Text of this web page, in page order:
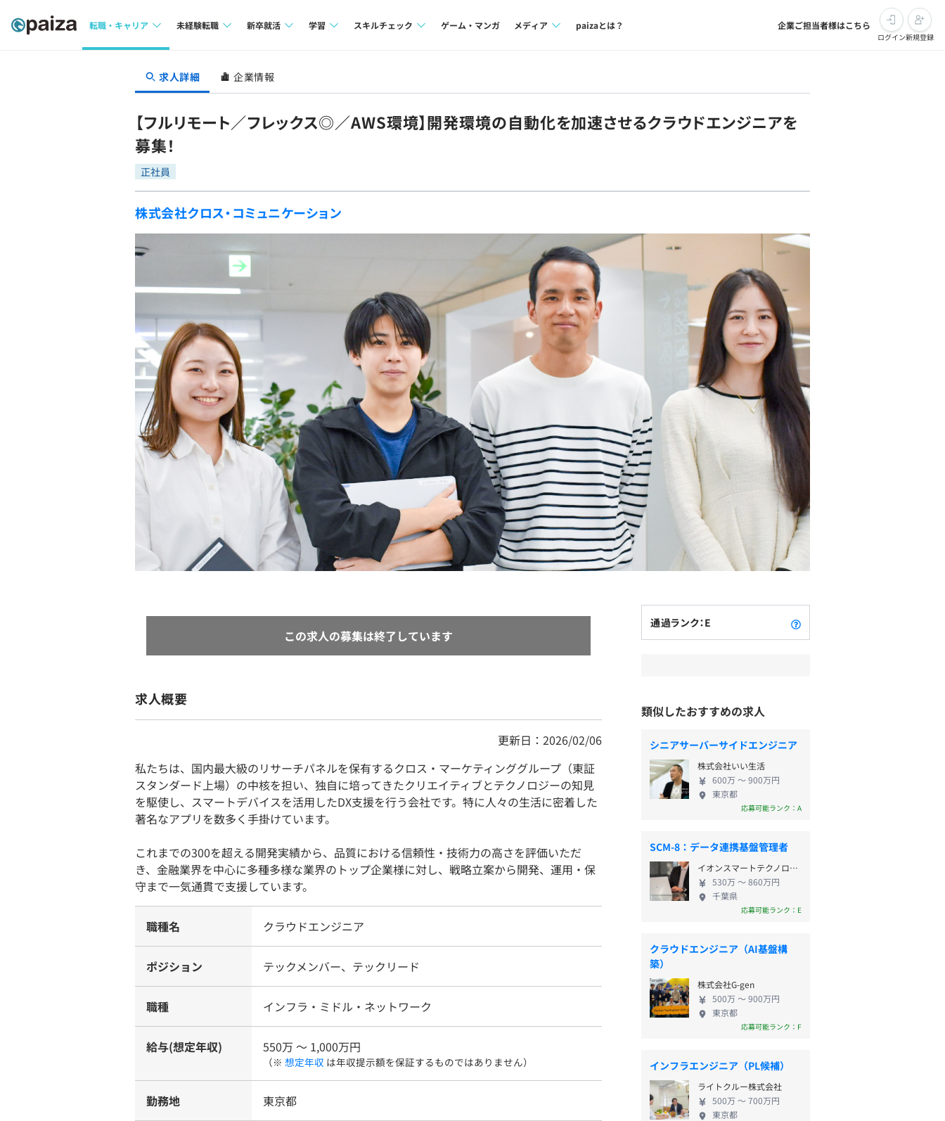
転職・キャリア
転職成功ガイド
未経験転職
求人検索
転職成功ガイド
新卒就活
本選考
インタビュー
学習
4択課題
リファレンス
学校向けプラン
契約内容・クーポン
スキルチェック
評価結果一覧
ゲーム・マンガ メディア
note
paizaとは？ 企業ご担当者様はこちら
ログイン新規登録
求人詳細 企業情報
【フルリモート／フレックス◎／AWS環境】開発環境の自動化を加速させるクラウドエンジニアを
募集！
正社員
株式会社クロス・コミュニケーション
この求人の募集は終了しています
求人概要
更新日：2026/02/06
私たちは、国内最大級のリサーチパネルを保有するクロス・マーケティンググループ（東証
スタンダード上場）の中核を担い、独自に培ってきたクリエイティブとテクノロジーの知見
を駆使し、スマートデバイスを活用したDX支援を行う会社です。特に人々の生活に密着した
著名なアプリを数多く手掛けています。
これまでの300を超える開発実績から、品質における信頼性・技術力の高さを評価いただ
き、金融業界を中心に多種多様な業界のトップ企業様に対し、戦略立案から開発、運用・保
守まで一気通貫で支援しています。
職種名 クラウドエンジニア
ポジション テックメンバー、テックリード
職種 インフラ・ミドル・ネットワーク
給与(想定年収) 550万 〜 1,000万円
（※ 想定年収 は年収提示額を保証するものではありません）
勤務地 東京都
通過ランク：E
類似したおすすめの求人
シニアサーバーサイドエンジニア
株式会社いい生活
600万 〜 900万円
東京都
応募可能ランク：A
SCM-8：データ連携基盤管理者
イオンスマートテクノロジー株式会社
530万 〜 860万円
千葉県
応募可能ランク：E
クラウドエンジニア（AI基盤構
築）
株式会社G-gen
500万 〜 900万円
東京都
応募可能ランク：F
インフラエンジニア（PL候補）
ライトクルー株式会社
500万 〜 700万円
東京都